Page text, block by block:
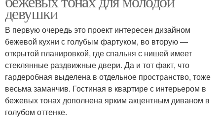
девушки
В первую очередь это проект интересен дизайном
бежевой кухни с голубым фартуком, во вторую —
открытой планировкой, где спальня с нишей имеет
стеклянные раздвижные двери. Да и тот факт, что
гардеробная выделена в отдельное пространство, тоже
весьма заманчив. Гостиная в квартире с интерьером в
бежевых тонах дополнена ярким акцентным диваном в
голубом оттенке.